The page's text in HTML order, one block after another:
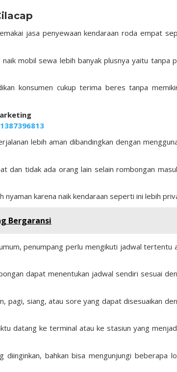
jasa penyewaan kendaraan roda empat
mobil sewa lebih banyak plusnya yaitu tanpa
konsumen cukup terima beres tanpa
lebih aman dibandingkan dengan
dan tidak ada orang lain selain rombongan
karena naik kendaraan seperti ini lebih
Bergaransi
penumpang perlu mengikuti jadwal tertentu
dapat menentukan jadwal sendiri sesuai
pagi, siang, atau sore yang dapat disesuaikan
datang ke terminal atau ke stasiun yang
bahkan bisa mengunjungi beberapa